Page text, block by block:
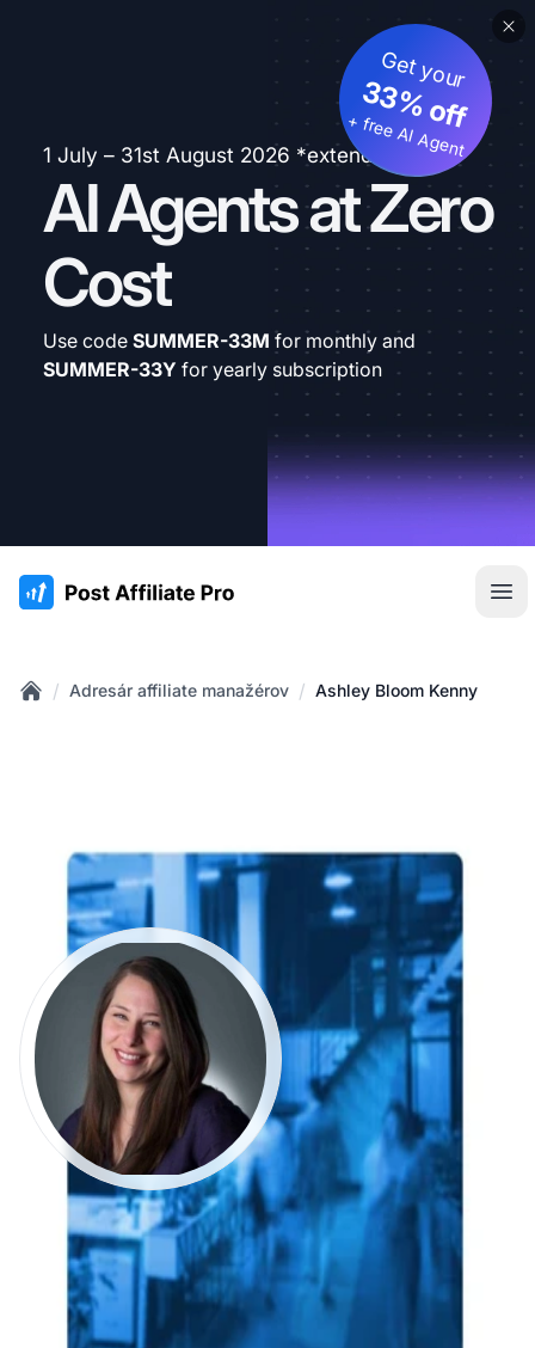
1 July – 31st August 2026 *extended
AI Agents at Zero
Cost
Get your
33% off
+ free AI Agent
Use code SUMMER-33M for monthly and
SUMMER-33Y for yearly subscription
:site.title
/ Adresár affiliate manažérov / Ashley Bloom Kenny